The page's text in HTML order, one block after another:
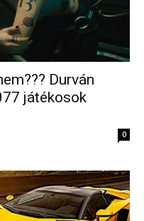
Durván
játékosok
0